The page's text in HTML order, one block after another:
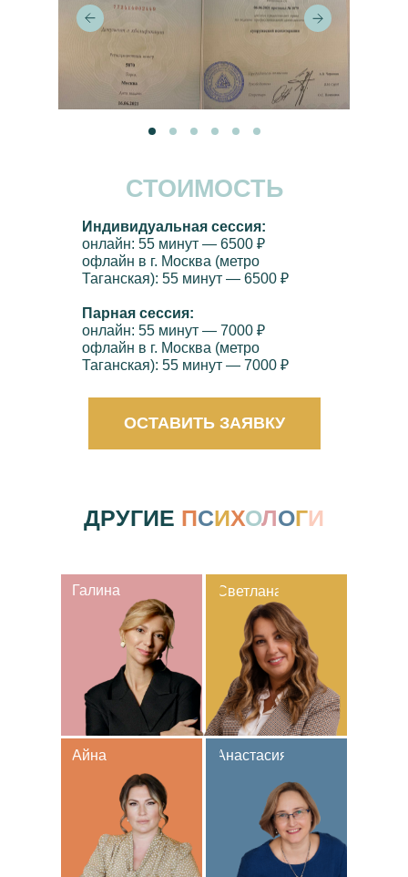
ОСТАВИТЬ ЗАЯВКУ
Индивидуальная сессия:
онлайн: 55 минут — 6500 ₽
офлайн в г. Москва (метро
Таганская): 55 минут — 6500 ₽
Парная сессия:
онлайн: 55 минут — 7000 ₽
офлайн в г. Москва (метро
Таганская): 55 минут — 7000 ₽
СТОИМОСТЬ
Анастасия
Светлана
ДРУГИЕ ПСИХОЛОГИ
Айна
Галина